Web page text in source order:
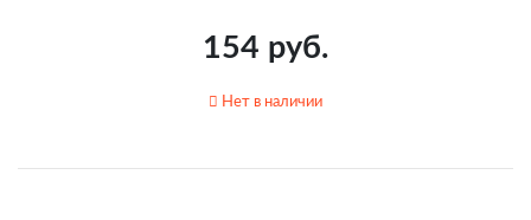
154 руб.
Нет в наличии